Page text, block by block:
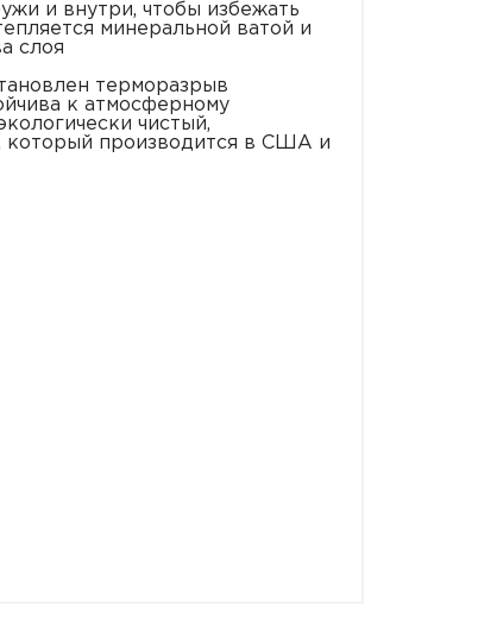
и внутри, чтобы избежать
минеральной ватой и
слоя
терморазрыв
к атмосферному
чистый,
который производится в США и